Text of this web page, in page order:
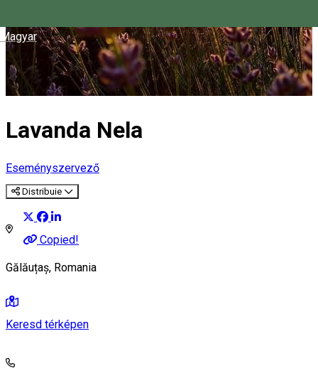
Magyar
Lavanda Nela
Eseményszervező
Distribuie
Copied!
Gălăuțaș, Romania
Keresd térképen